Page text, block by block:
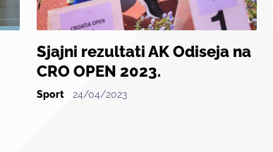
Sjajni rezultati AK Odiseja na
CRO OPEN 2023.
Sport 24/04/2023